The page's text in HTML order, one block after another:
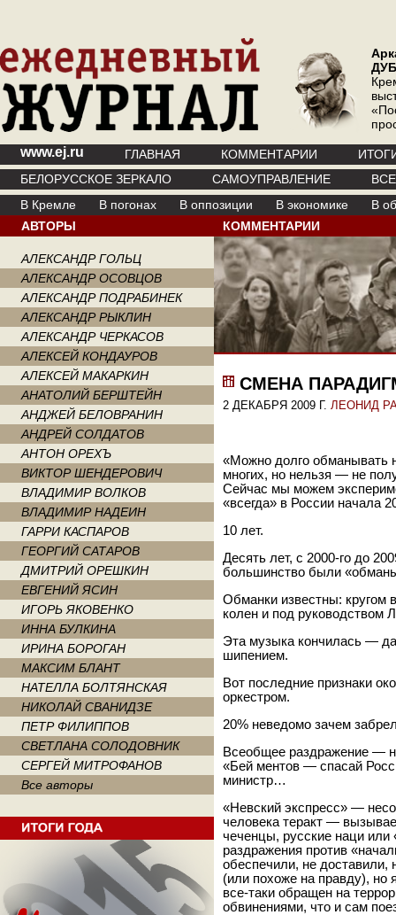
www.ej.ru ГЛАВНАЯ КОММЕНТАРИИ
БЕЛОРУССКОЕ ЗЕРКАЛО
САМОУПРАВЛЕНИЕ
В Кремле
В погонах В оппозиции В экономике
В
АВТОРЫ
АЛЕКСАНДР ГОЛЬЦ
АЛЕКСАНДР ОСОВЦОВ
АЛЕКСАНДР ПОДРАБИНЕК
АЛЕКСАНДР РЫКЛИН
АЛЕКСАНДР ЧЕРКАСОВ
АЛЕКСЕЙ КОНДАУРОВ
АЛЕКСЕЙ МАКАРКИН
АНАТОЛИЙ БЕРШТЕЙН
АНДЖЕЙ БЕЛОВРАНИН
АНДРЕЙ СОЛДАТОВ
АНТОН ОРЕХЪ
ВИКТОР ШЕНДЕРОВИЧ
ВЛАДИМИР ВОЛКОВ
ВЛАДИМИР НАДЕИН
ГАРРИ КАСПАРОВ
ГЕОРГИЙ САТАРОВ
ДМИТРИЙ ОРЕШКИН
ЕВГЕНИЙ ЯСИН
ИГОРЬ ЯКОВЕНКО
ИННА БУЛКИНА
ИРИНА БОРОГАН
МАКСИМ БЛАНТ
НАТЕЛЛА БОЛТЯНСКАЯ
НИКОЛАЙ СВАНИДЗЕ
ПЕТР ФИЛИППОВ
СВЕТЛАНА СОЛОДОВНИК
СЕРГЕЙ МИТРОФАНОВ
Все авторы
КОММЕНТАРИИ
СМЕНА
2 ДЕКАБРЯ 2009 Г. ЛЕОНИД
«Можно долго обманывать
многих, но нельзя — не
Сейчас мы можем
«всегда» в России начала
10 лет.
Десять лет, с 2000-го до
большинство были
Обманки известны: кругом
колен и под руководством
Эта музыка кончилась —
шипением.
Вот последние признаки
оркестром.
20% неведомо зачем
Всеобщее раздражение —
«Бей ментов — спасай
министр…
«Невский экспресс» —
человека теракт —
чеченцы, русские наци
раздражения против
обеспечили, не доставили,
(или похоже на правду), но
все-таки обращен на
обвинениями, что и сам